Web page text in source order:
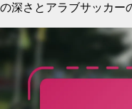
の深さとアラブサッカー